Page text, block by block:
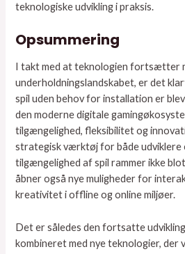
teknologiske udvikling i praksis.
Opsummering
I takt med at teknologien fortsætter
underholdningslandskabet, er det
spil uden behov for installation er
den moderne digitale
tilgængelighed, fleksibilitet og
strategisk værktøj for både udviklere
tilgængelighed af spil rammer ikke
åbner også nye muligheder for
kreativitet i offline og online miljøer.
Det er således den fortsatte
kombineret med nye teknologier, der